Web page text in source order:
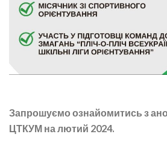
Запрошуємо ознайомитись з
ЦТКУМ на лютий 2024.